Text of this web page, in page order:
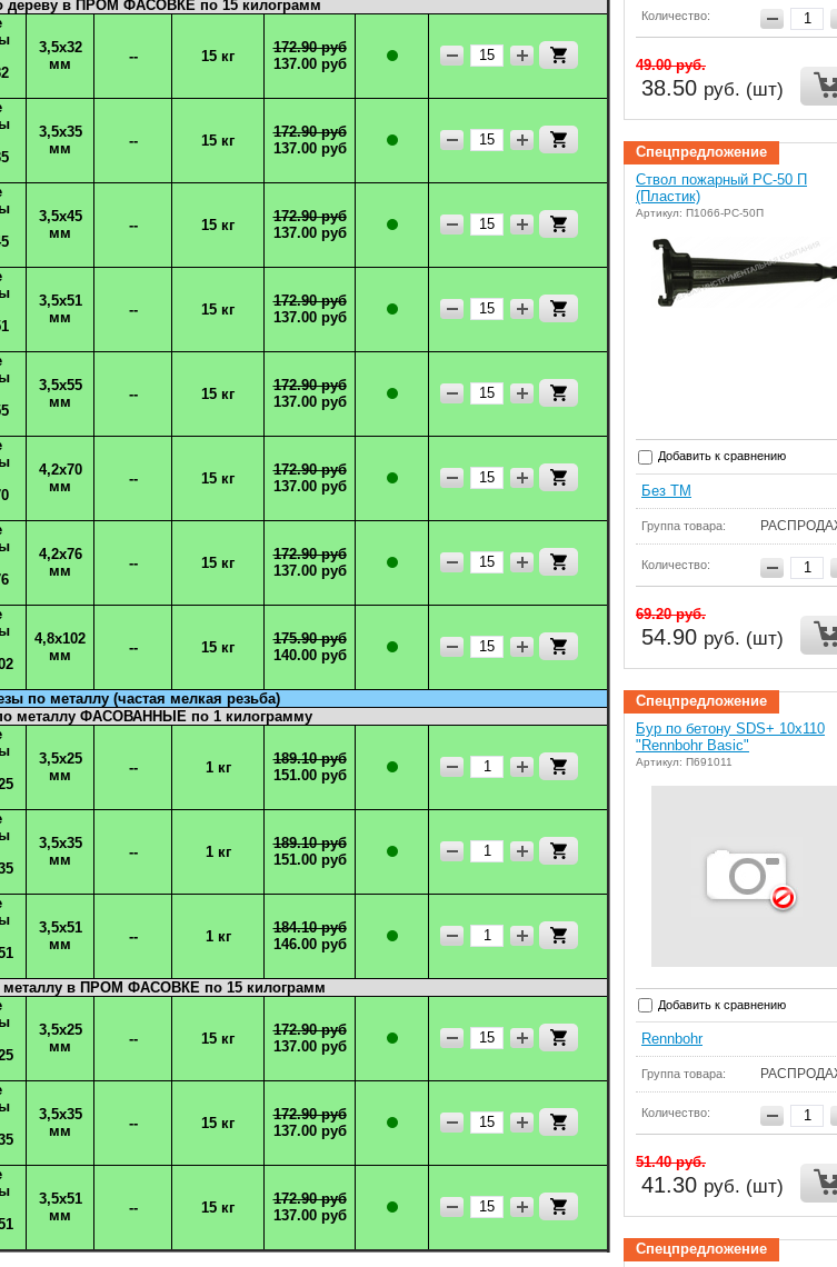
дереву в ПРОМ ФАСОВКЕ по 15 килограмм
3,5х32
мм
-- 15 кг
172.90 руб
137.00 руб
3,5х35
мм
-- 15 кг
172.90 руб
137.00 руб
3,5х45
мм
-- 15 кг
172.90 руб
137.00 руб
3,5х51
мм
-- 15 кг
172.90 руб
137.00 руб
3,5х55
мм
-- 15 кг
172.90 руб
137.00 руб
4,2х70
мм
-- 15 кг
172.90 руб
137.00 руб
4,2х76
мм
-- 15 кг
172.90 руб
137.00 руб
4,8х102
мм
-- 15 кг
175.90 руб
140.00 руб
по металлу (частая мелкая резьба)
металлу ФАСОВАННЫЕ по 1 килограмму
3,5х25
мм
-- 1 кг
189.10 руб
151.00 руб
3,5х35
мм
-- 1 кг
189.10 руб
151.00 руб
3,5х51
мм
-- 1 кг
184.10 руб
146.00 руб
в ПРОМ ФАСОВКЕ по 15 килограмм
3,5х25
мм
-- 15 кг
172.90 руб
137.00 руб
3,5х35
мм
-- 15 кг
172.90 руб
137.00 руб
3,5х51
мм
-- 15 кг
172.90 руб
137.00 руб
Количество:
49.00руб.
38.50 руб. (шт)
Спецпредложение
Ствол пожарный РС-50 П
(Пластик)
Артикул: П1066-РС-50П
Добавить к сравнению
Без ТМ
Группа товара:
Количество:
69.20руб.
54.90 руб. (шт)
Спецпредложение
Бур по бетону SDS+ 10x110
"Rennbohr Basic"
Артикул: П691011
Добавить к сравнению
Rennbohr
Группа товара:
Количество:
51.40руб.
41.30 руб. (шт)
Спецпредложение